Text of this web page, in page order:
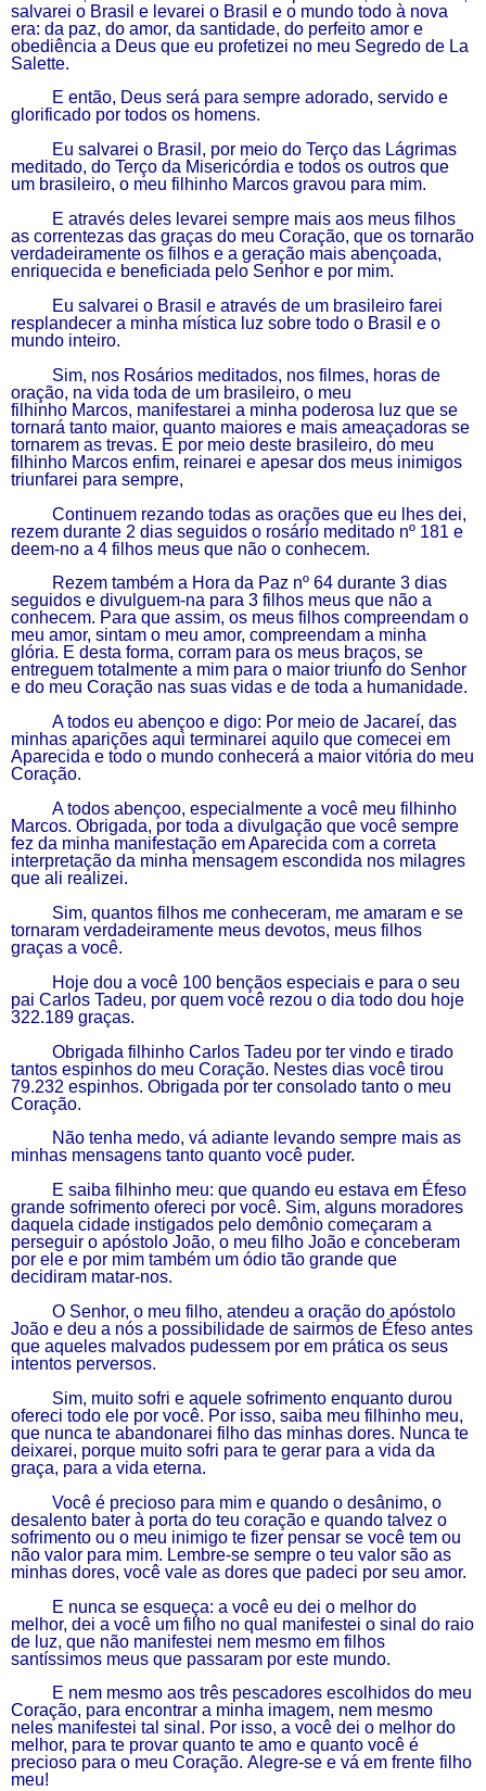
salvarei o Brasil e levarei o Brasil e o mundo todo à nova
era: da paz, do amor, da santidade, do perfeito amor e
obediência a Deus que eu profetizei no meu Segredo de La
Salette.
E então, Deus será para sempre adorado, servido e
glorificado por todos os homens.
Eu salvarei o Brasil, por meio do Terço das Lágrimas
meditado, do Terço da Misericórdia e todos os outros que
um brasileiro, o meu filhinho Marcos gravou para mim.
E através deles levarei sempre mais aos meus filhos
as correntezas das graças do meu Coração, que os tornarão
verdadeiramente os filhos e a geração mais abençoada,
enriquecida e beneficiada pelo Senhor e por mim.
Eu salvarei o Brasil e através de um brasileiro farei
resplandecer a minha mística luz sobre todo o Brasil e o
mundo inteiro.
Sim, nos Rosários meditados, nos filmes, horas de
oração, na vida toda de um brasileiro, o meu
filhinho Marcos, manifestarei a minha poderosa luz que se
tornará tanto maior, quanto maiores e mais ameaçadoras se
tornarem as trevas. E por meio deste brasileiro, do meu
filhinho Marcos enfim, reinarei e apesar dos meus inimigos
triunfarei para sempre,
Continuem rezando todas as orações que eu
lhes dei,
rezem durante 2 dias seguidos o rosário meditado nº 181 e
deem-no a 4 filhos meus que não o conhecem.
Rezem também a Hora da Paz nº 64 durante 3 dias
seguidos e divulguem-na para 3 filhos meus que não a
conhecem. Para que assim, os meus filhos compreendam o
meu amor, sintam o meu amor, compreendam a minha
glória. E desta forma, corram para os meus braços, se
entreguem totalmente a mim para o maior triunfo do Senhor
e do meu Coração nas suas vidas e de toda a humanidade.
A todos eu abençoo e digo: Por meio de Jacareí, das
minhas aparições aqui terminarei aquilo que comecei em
Aparecida e todo o mundo conhecerá a maior vitória do meu
Coração.
A todos abençoo, especialmente a você meu filhinho
Marcos. Obrigada, por toda a divulgação que você sempre
fez da minha manifestação em Aparecida com a correta
interpretação da minha mensagem escondida nos milagres
que ali realizei.
Sim, quantos filhos me conheceram, me amaram e se
tornaram verdadeiramente meus devotos, meus filhos
graças a você.
Hoje dou a você 100 bençãos especiais e para o seu
pai Carlos Tadeu, por quem você rezou o dia todo dou hoje
322.189 graças.
Obrigada filhinho Carlos Tadeu por ter vindo e tirado
tantos espinhos do meu Coração. Nestes dias você tirou
79.232 espinhos. Obrigada por ter consolado tanto o meu
Coração.
Não tenha medo, vá adiante levando sempre mais as
minhas mensagens tanto quanto você puder.
E saiba filhinho meu: que quando eu estava em Éfeso
grande sofrimento ofereci por você. Sim, alguns moradores
daquela cidade instigados pelo demônio começaram a
perseguir o apóstolo João, o meu filho João e conceberam
por ele e por mim também um ódio tão grande que
decidiram matar-nos.
O Senhor, o meu filho, atendeu a oração do apóstolo
João e deu a nós a possibilidade de sairmos de Éfeso antes
que aqueles malvados pudessem por em prática os seus
intentos perversos.
Sim, muito sofri e aquele sofrimento enquanto durou
ofereci todo ele por você. Por isso, saiba meu filhinho meu,
que nunca te abandonarei filho das minhas dores. Nunca te
deixarei, porque muito sofri para te gerar para a vida da
graça, para a vida eterna.
Você é precioso para mim e quando o desânimo, o
desalento bater à porta do teu coração e quando talvez o
sofrimento ou o meu inimigo te fizer pensar se você tem ou
não valor para mim. Lembre-se sempre o teu valor são as
minhas dores, você vale as dores que padeci por seu amor.
E nunca se esqueça: a você eu dei o melhor do
melhor, dei a você um filho no qual manifestei o sinal do raio
de luz, que não manifestei nem mesmo em filhos
santíssimos meus que passaram por este mundo.
E nem mesmo aos três pescadores escolhidos do meu
Coração, para encontrar a minha imagem, nem mesmo
neles manifestei tal sinal. Por isso, a você dei o melhor do
melhor, para te provar quanto te amo e quanto você é
precioso para o meu Coração. Alegre-se e vá em frente filho
meu!